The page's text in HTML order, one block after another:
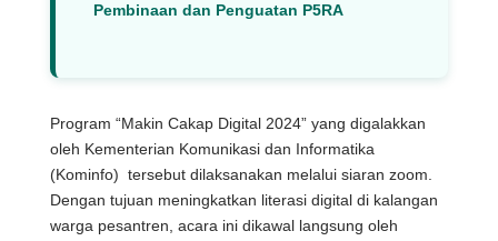
Pembinaan dan Penguatan P5RA
Program “Makin Cakap Digital 2024” yang digalakkan
oleh Kementerian Komunikasi dan Informatika
(Kominfo) tersebut dilaksanakan melalui siaran zoom.
Dengan tujuan meningkatkan literasi digital di kalangan
warga pesantren, acara ini dikawal langsung oleh